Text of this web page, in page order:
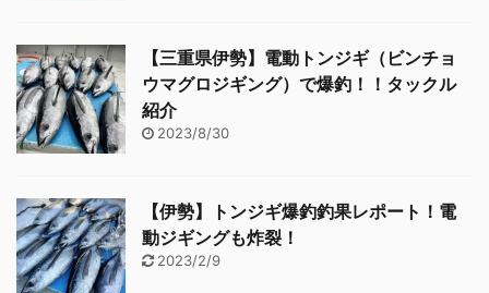
【三重県伊勢】電動トンジギ（ビンチョ
ウマグロジギング）で爆釣！！タックル
紹介
2023/8/30
【伊勢】トンジギ爆釣釣果レポート！電
動ジギングも炸裂！
2023/2/9